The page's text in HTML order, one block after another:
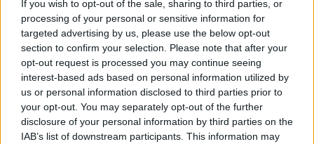
If you wish to opt-out of the sale, sharing to third parties, or
processing of your personal or sensitive information for
targeted advertising by us, please use the below opt-out
section to confirm your selection. Please note that after your
opt-out request is processed you may continue seeing
interest-based ads based on personal information utilized by
us or personal information disclosed to third parties prior to
your opt-out. You may separately opt-out of the further
disclosure of your personal information by third parties on the
IAB’s list of downstream participants. This information may